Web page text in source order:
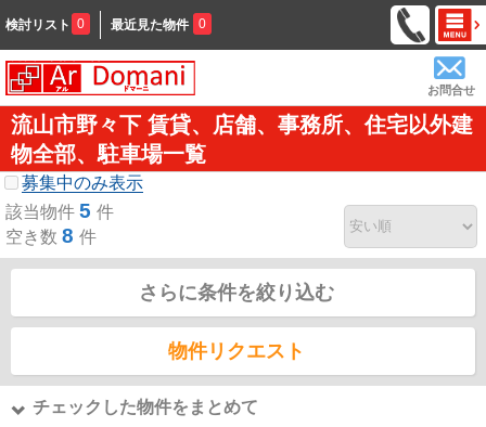
検討リスト 0 最近見た物件 0
お問合せ
流山市野々下 賃貸、店舗、事務所、住宅以外建
物全部、駐車場一覧
募集中のみ表示
該当物件 5 件
空き数 8 件
さらに条件を絞り込む
物件リクエスト
チェックした物件をまとめて